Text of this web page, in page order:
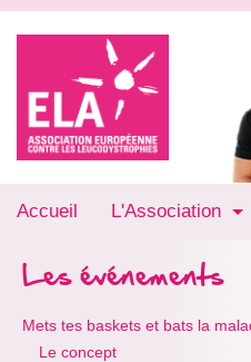
Accueil L'Association
Les événements
Mets tes baskets et bats la
Le concept